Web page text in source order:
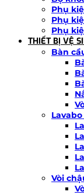
Phụ
Phụ
Phụ
THIẾT BỊ VỆ
Bàn
Vòi